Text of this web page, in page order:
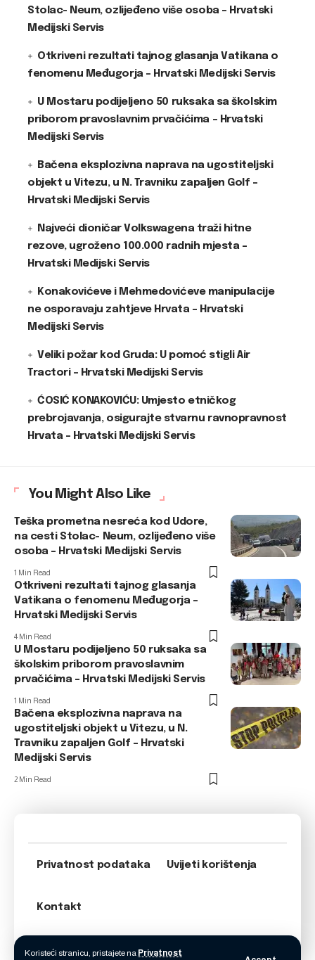
Koristeći stranicu, pristajete na Privatnost
Stolac- Neum, ozlijeđeno više osoba – Hrvatski
Medijski Servis
Otkriveni rezultati tajnog glasanja Vatikana o
fenomenu Međugorja – Hrvatski Medijski Servis
U Mostaru podijeljeno 50 ruksaka sa školskim
priborom pravoslavnim prvačićima – Hrvatski
Medijski Servis
Bačena eksplozivna naprava na ugostiteljski
objekt u Vitezu, u N. Travniku zapaljen Golf –
Hrvatski Medijski Servis
Najveći dioničar Volkswagena traži hitne
rezove, ugroženo 100.000 radnih mjesta –
Hrvatski Medijski Servis
Konakovićeve i Mehmedovićeve manipulacije
ne osporavaju zahtjeve Hrvata – Hrvatski
Medijski Servis
Veliki požar kod Gruda: U pomoć stigli Air
Tractori – Hrvatski Medijski Servis
ĆOSIĆ KONAKOVIĆU: Umjesto etničkog
prebrojavanja, osigurajte stvarnu ravnopravnost
Hrvata – Hrvatski Medijski Servis
You Might Also Like
Teška prometna nesreća kod Udore,
na cesti Stolac- Neum, ozlijeđeno više
osoba – Hrvatski Medijski Servis
1 Min Read
Otkriveni rezultati tajnog glasanja
Vatikana o fenomenu Međugorja –
Hrvatski Medijski Servis
4 Min Read
U Mostaru podijeljeno 50 ruksaka sa
školskim priborom pravoslavnim
prvačićima – Hrvatski Medijski Servis
1 Min Read
Bačena eksplozivna naprava na
ugostiteljski objekt u Vitezu, u N.
Travniku zapaljen Golf – Hrvatski
Medijski Servis
2 Min Read
Privatnost podataka Uvijeti korištenja
Kontakt